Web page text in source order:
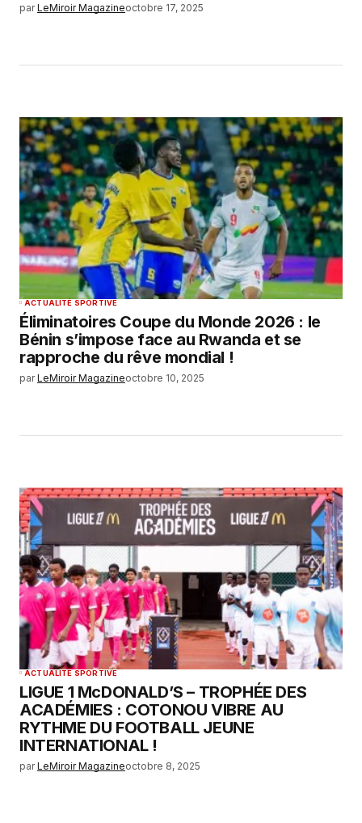
par LeMiroir Magazineoctobre 17, 2025
ACTUALITÉ SPORTIVE
Éliminatoires Coupe du Monde 2026 : le
Bénin s’impose face au Rwanda et se
rapproche du rêve mondial !
par LeMiroir Magazineoctobre 10, 2025
ACTUALITÉ SPORTIVE
LIGUE 1 McDONALD’S – TROPHÉE DES
ACADÉMIES : COTONOU VIBRE AU
RYTHME DU FOOTBALL JEUNE
INTERNATIONAL !
par LeMiroir Magazineoctobre 8, 2025